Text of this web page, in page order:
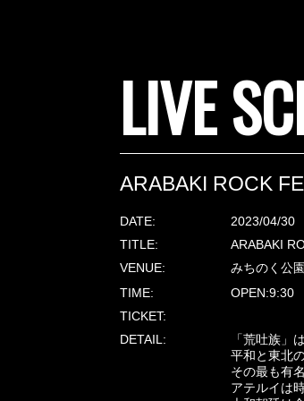
LIVE
ARABAKI ROCK
DATE:
2023/04/30
TITLE:
ARABAKI
VENUE:
みちのく公
TIME:
OPEN:9:30
TICKET:
DETAIL:
「荒吐族」
平和と東北
その最も有
アテルイは